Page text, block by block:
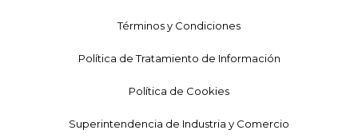
Términos y Condiciones
Política de Tratamiento de Información
Política de Cookies
Superintendencia de Industria y Comercio